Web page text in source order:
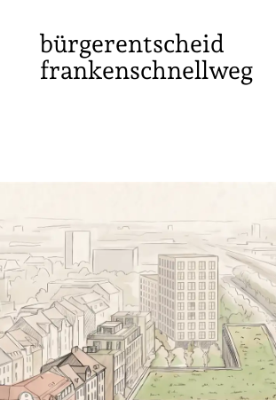
bürgerentscheid
frankenschnellweg